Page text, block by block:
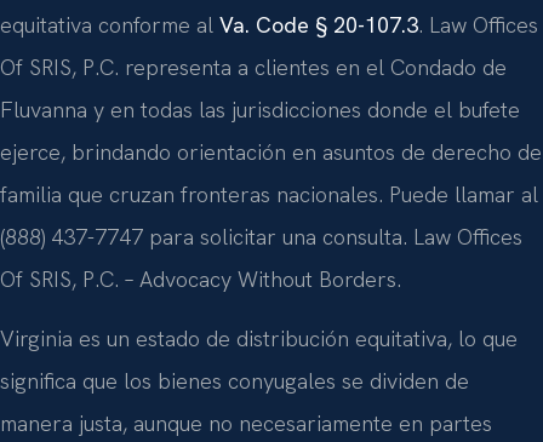
equitativa conforme al Va. Code § 20-107.3. Law Offices
Of SRIS, P.C. representa a clientes en el Condado de
Fluvanna y en todas las jurisdicciones donde el bufete
ejerce, brindando orientación en asuntos de derecho de
familia que cruzan fronteras nacionales. Puede llamar al
(888) 437-7747 para solicitar una consulta. Law Offices
Of SRIS, P.C. – Advocacy Without Borders.
Virginia es un estado de distribución equitativa, lo que
significa que los bienes conyugales se dividen de
manera justa, aunque no necesariamente en partes